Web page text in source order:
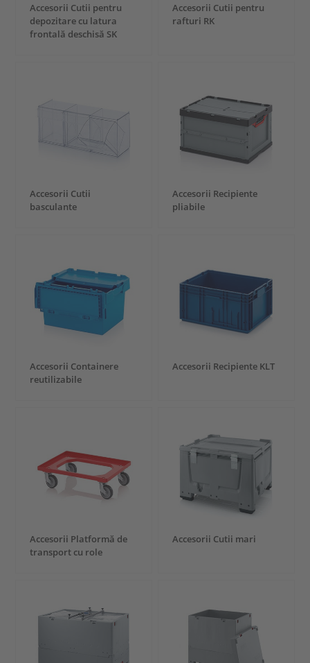
Accesorii Cutii pentru
depozitare cu latura
frontală deschisă SK
Accesorii Cutii pentru
rafturi RK
Accesorii Cutii
basculante
Accesorii Recipiente
pliabile
Accesorii Containere
reutilizabile
Accesorii Recipiente KLT
Accesorii Platformă de
transport cu role
Accesorii Cutii mari